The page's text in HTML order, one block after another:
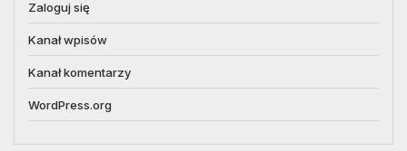
Zaloguj się
Kanał wpisów
Kanał komentarzy
WordPress.org